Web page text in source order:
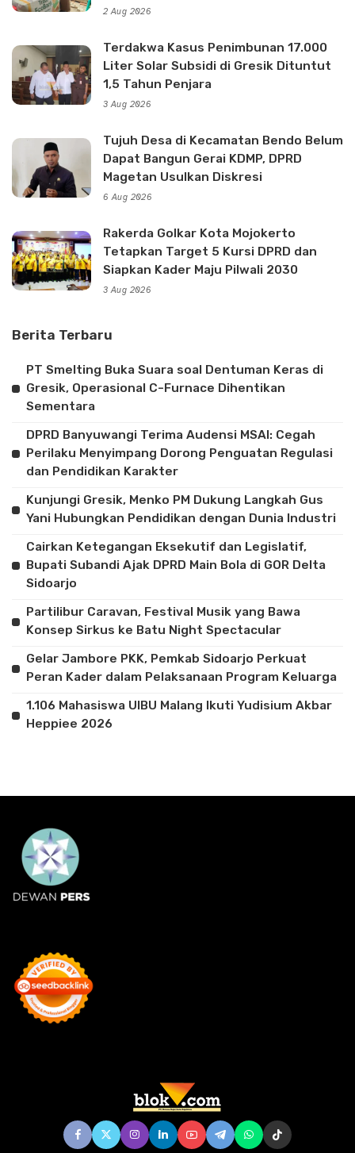
2 Aug 2026
Terdakwa Kasus Penimbunan 17.000
Liter Solar Subsidi di Gresik Dituntut
1,5 Tahun Penjara
3 Aug 2026
Tujuh Desa di Kecamatan Bendo Belum
Dapat Bangun Gerai KDMP, DPRD
Magetan Usulkan Diskresi
6 Aug 2026
Rakerda Golkar Kota Mojokerto
Tetapkan Target 5 Kursi DPRD dan
Siapkan Kader Maju Pilwali 2030
3 Aug 2026
Berita Terbaru
PT Smelting Buka Suara soal Dentuman Keras di
Gresik, Operasional C-Furnace Dihentikan
Sementara
DPRD Banyuwangi Terima Audensi MSAI: Cegah
Perilaku Menyimpang Dorong Penguatan Regulasi
dan Pendidikan Karakter
Kunjungi Gresik, Menko PM Dukung Langkah Gus
Yani Hubungkan Pendidikan dengan Dunia Industri
Cairkan Ketegangan Eksekutif dan Legislatif,
Bupati Subandi Ajak DPRD Main Bola di GOR Delta
Sidoarjo
Partilibur Caravan, Festival Musik yang Bawa
Konsep Sirkus ke Batu Night Spectacular
Gelar Jambore PKK, Pemkab Sidoarjo Perkuat
Peran Kader dalam Pelaksanaan Program Keluarga
1.106 Mahasiswa UIBU Malang Ikuti Yudisium Akbar
Heppiee 2026